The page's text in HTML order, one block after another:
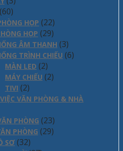
(60)
HỌP (22)
HỌP (29)
ÂM THANH (3)
TRÌNH CHIẾU (6)
MÀN LED (2)
MÁY CHIẾU (2)
TIVI (2)
VĂN PHÒNG & NHÀ
PHÒNG (23)
PHÒNG (29)
SƠ (32)